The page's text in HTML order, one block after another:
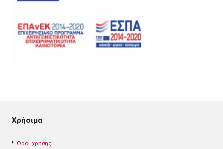
Χρήσιμα
Όροι χρήσης